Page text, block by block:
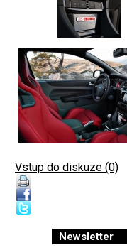
Vstup do diskuze (0)
Newsletter